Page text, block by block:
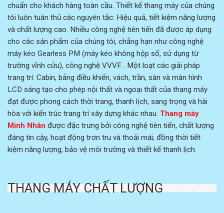
chuẩn cho khách hàng toàn cầu. Thiết kế thang máy của chúng
tôi luôn tuân thủ các nguyên tắc: Hiệu quả, tiết kiệm năng lượng
và chất lượng cao. Nhiều công nghệ tiên tiến đã được áp dụng
cho các sản phẩm của chúng tôi, chẳng hạn như công nghệ
máy kéo Gearless PM (máy kéo không hộp số, sử dụng từ
trường vĩnh cửu), công nghệ VVVF… Một loạt các giải pháp
trang trí: Cabin, bảng điều khiển, vách, trần, sàn và màn hình
LCD sáng tạo cho phép nội thất và ngoại thất của thang máy
đạt được phong cách thời trang, thanh lịch, sang trọng và hài
hòa với kiến trúc trang trí xây dựng khác nhau. Thang máy
Minh Nhân được đặc trưng bởi công nghệ tiên tiến, chất lượng
đáng tin cậy, hoạt động trơn tru và thoải mái; đồng thời tiết
kiệm năng lượng, bảo vệ môi trường và thiết kế thanh lịch.
THANG MÁY CHẤT LƯỢNG